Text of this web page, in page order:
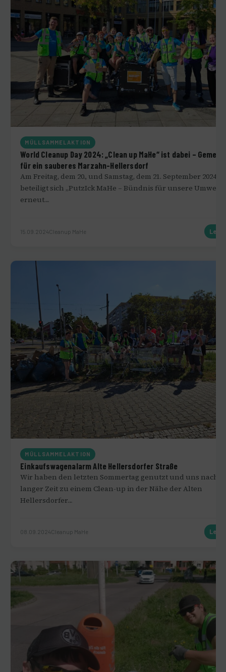
MÜLLSAMMELAKTION
World Cleanup Day 2024: „Clean up MaHe“ ist dabei –
für ein sauberes Marzahn-Hellersdorf
Am Freitag, dem 20., und Samstag, dem 21. September 2024,
beteiligt sich „PutzIck MaHe – Bündnis für unsere Umwelt“
erneut…
15.09.2024Cleanup MaHe
MÜLLSAMMELAKTION
Einkaufswagenalarm Alte Hellersdorfer Straße
Wir haben den letzten Sommertag genutzt und uns nach
langer Zeit zu einem Clean-up in der Nähe der Alten
Hellersdorfer…
08.09.2024Cleanup MaHe